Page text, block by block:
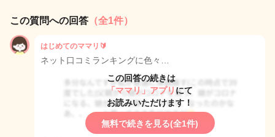
この質問への回答 （全1件）
はじめてのママリ🔰
ネット口コミランキングに色々…
この回答の続きは
「ママリ」アプリ にて
お読みいただけます！
無料で続きを見る(全1件)